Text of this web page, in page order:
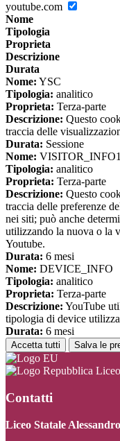
youtube.com
Nome
Tipologia
Proprieta
Descrizione
Durata
Nome: YSC
Tipologia: analitico
Proprieta: Terza-parte
Descrizione: Questo
traccia delle
Durata: Sessione
Nome:
Tipologia: analitico
Proprieta: Terza-parte
Descrizione: Questo
traccia delle preferenze
nei siti; può anche
utilizzando la nuova o la
Youtube.
Durata: 6 mesi
Nome: DEVICE_INFO
Tipologia: analitico
Proprieta: Terza-parte
Descrizione: YouTube
tipologia di device
Durata: 6 mesi
Accetta tutti Salva le
Contatti
Liceo Statale